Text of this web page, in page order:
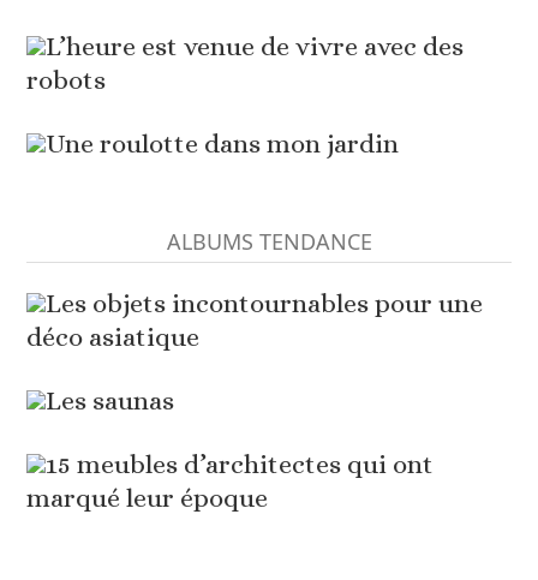
L’heure est venue de vivre avec des
robots
Une roulotte dans mon jardin
ALBUMS TENDANCE
Les objets incontournables pour une
déco asiatique
Les saunas
15 meubles d’architectes qui ont
marqué leur époque